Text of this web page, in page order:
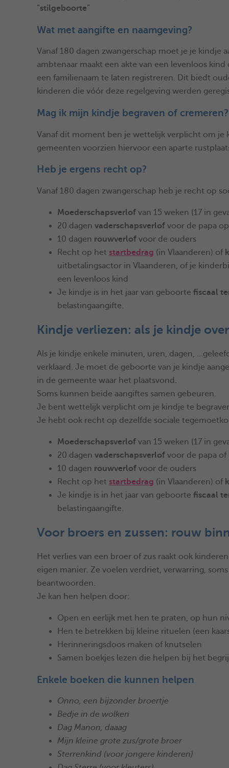
“stilgeboorte”
Wat met aangifte en naamgeving?
Vanaf 180 dagen zwangerschap moet je je kindje
ambtenaar maakt een akte van een levenloos
een familienaam te laten registreren. Dit biedt
kinderen die vóór deze regelgeving werden
Mag ik mijn kindje begraven of cremeren?
Vanaf dit moment ben je wettelijk verplicht om je
gemeenten voorzien hiervoor een aparte
Heb je ergens recht op?
Vanaf 180 dagen zwangerschap heb je recht op
Moederschapsverlof van 15 weken (17 in
20 dagen vaderschapsverlof voor de papa
10 dagen rouwverlof voor de ouders
Recht op het startbedrag (in Vlaanderen) of
uitbetalingsactor in Vlaanderen, of je
een levenloos kind
Je kindje is in het jaar van geboorte fiscaal
belastingaangifte.
Kindje verliezen: als je kindje
Als je kindje enkele minuten, uren, dagen,
verklaard. Je moet de geboorte van je kindje
in de gemeente waar het plaatsvond.
Soms kunnen beide aangiftes samen gebeuren.
Je bent wettelijk verplicht om je kindje te
Je hebt ook recht op dezelfde sociale
Moederschapsverlof van 15 weken (17 in
20 dagen vaderschapsverlof voor de papa
10 dagen rouwverlof voor de ouders
Recht op het startbedrag (in Vlaanderen) of
Je kindje is in het jaar van geboorte fiscaal
belastingaangifte.
Voor broers en zussen: rouw
Het verlies van een broer of zus raakt ook
eigen manier. Ze voelen verdriet, verwarring,
beantwoorden.
Je kan hen helpen door:
Open en eerlijk met hen te praten, op hun
Hen te betrekken bij kleine rituelen (een
Herinneringsdoos maken of knutselen
Samen boekjes lezen die helpen bij het
Enkele boeken die kunnen helpen
Onno, een bijzonder broertje
Bedje in de wolken
Dag Manon, daaag
Mijn kleine grote zus/grote broer
Sterrenkind (voor jongere kinderen)